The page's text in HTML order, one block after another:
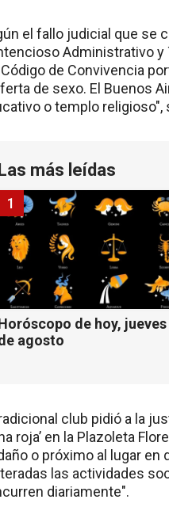
el fallo judicial que se
Administrativo y
de Convivencia
de sexo. El Buenos
o templo
más leídas
de hoy, jueves
agosto
1
club pidió a la
roja’ en la Plazoleta
o próximo al lugar
las actividades
diariamente".